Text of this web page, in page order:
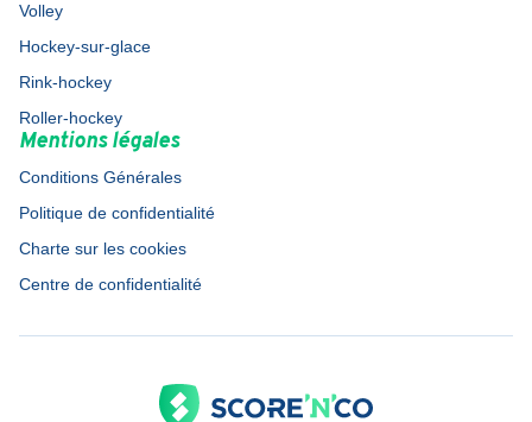
Volley
Hockey-sur-glace
Rink-hockey
Roller-hockey
Mentions légales
Conditions Générales
Politique de confidentialité
Charte sur les cookies
Centre de confidentialité